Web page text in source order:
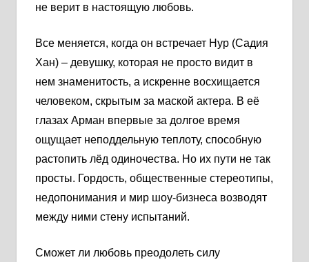
не верит в настоящую любовь.
Все меняется, когда он встречает Нур (Садия
Хан) – девушку, которая не просто видит в
нем знаменитость, а искренне восхищается
человеком, скрытым за маской актера. В её
глазах Арман впервые за долгое время
ощущает неподдельную теплоту, способную
растопить лёд одиночества. Но их пути не так
просты. Гордость, общественные стереотипы,
недопонимания и мир шоу-бизнеса возводят
между ними стену испытаний.
Сможет ли любовь преодолеть силу